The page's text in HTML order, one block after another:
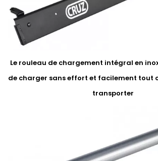
Le rouleau de chargement intégral en
de charger sans effort et facilement tout
transporter